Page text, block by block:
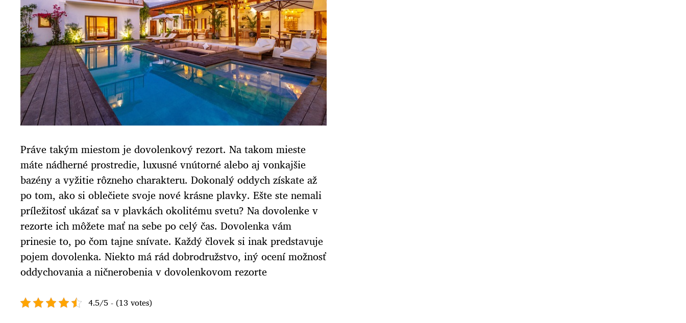
Práve takým miestom je dovolenkový rezort. Na takom mieste
máte nádherné prostredie, luxusné vnútorné alebo aj vonkajšie
bazény a vyžitie rôzneho charakteru. Dokonalý oddych získate až
po tom, ako si oblečiete svoje nové krásne plavky. Ešte ste nemali
príležitosť ukázať sa v plavkách okolitému svetu? Na dovolenke v
rezorte ich môžete mať na sebe po celý čas. Dovolenka vám
prinesie to, po čom tajne snívate. Každý človek si inak predstavuje
pojem dovolenka. Niekto má rád dobrodružstvo, iný ocení možnosť
oddychovania a ničnerobenia v dovolenkovom rezorte
4.5/5 - (13 votes)